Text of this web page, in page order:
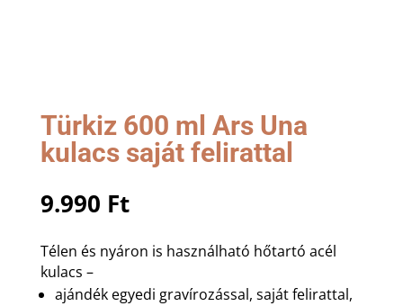
Türkiz 600 ml Ars Una
kulacs saját felirattal
9.990 Ft
Télen és nyáron is használható hőtartó acél
kulacs –
ajándék egyedi gravírozással, saját felirattal,